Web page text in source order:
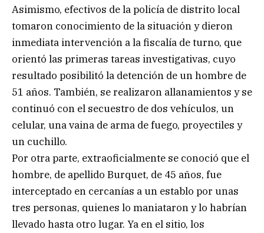
Asimismo, efectivos de la policía de distrito local
tomaron conocimiento de la situación y dieron
inmediata intervención a la fiscalía de turno, que
orientó las primeras tareas investigativas, cuyo
resultado posibilitó la detención de un hombre de
51 años. También, se realizaron allanamientos y se
continuó con el secuestro de dos vehículos, un
celular, una vaina de arma de fuego, proyectiles y
un cuchillo.
Por otra parte, extraoficialmente se conoció que el
hombre, de apellido Burquet, de 45 años, fue
interceptado en cercanías a un establo por unas
tres personas, quienes lo maniataron y lo habrían
llevado hasta otro lugar. Ya en el sitio, los